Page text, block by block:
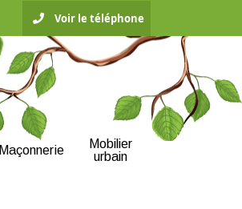
Voir le téléphone
Maçonnerie
Mobilier
urbain